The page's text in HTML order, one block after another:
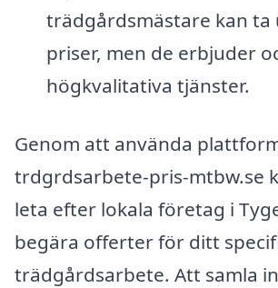
trädgårdsmästare kan ta
priser, men de erbjuder
högkvalitativa tjänster.
Genom att använda
trdgrdsarbete-pris-mtbw.se
leta efter lokala företag i
begära offerter för ditt
trädgårdsarbete. Att samla